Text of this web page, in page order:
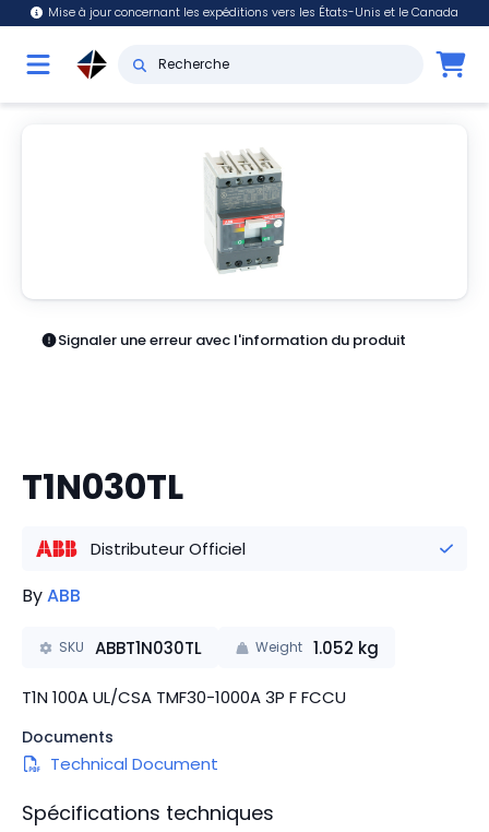
Mise à jour concernant les expéditions vers les États-Unis et le Canada
Signaler une erreur avec l'information du produit
T1N030TL
Distributeur Officiel
ByABB
SKU ABBT1N030TL Weight 1.052 kg
T1N 100A UL/CSA TMF30-1000A 3P F FCCU
Documents
Technical Document
Spécifications techniques